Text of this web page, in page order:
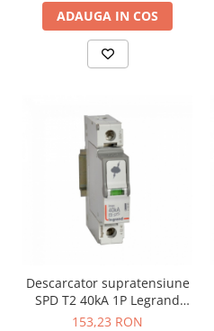
ADAUGA IN COS
Descarcator supratensiune
SPD T2 40kA 1P Legrand
412240
153,23 RON